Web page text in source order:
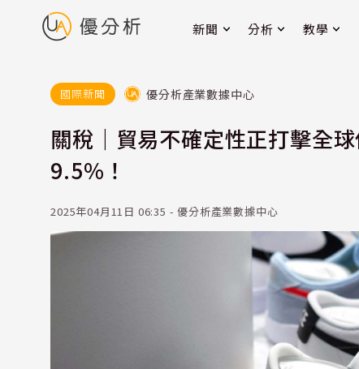
新聞 分析 教學
國際新聞 優分析產業數據中心
關稅｜貿易不確定性正打擊全
9.5%！
2025年04月11日 06:35 - 優分析產業數據中心